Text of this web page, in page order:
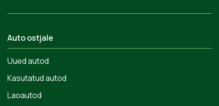
Auto ostjale
Uued autod
Kasutatud autod
Laoautod